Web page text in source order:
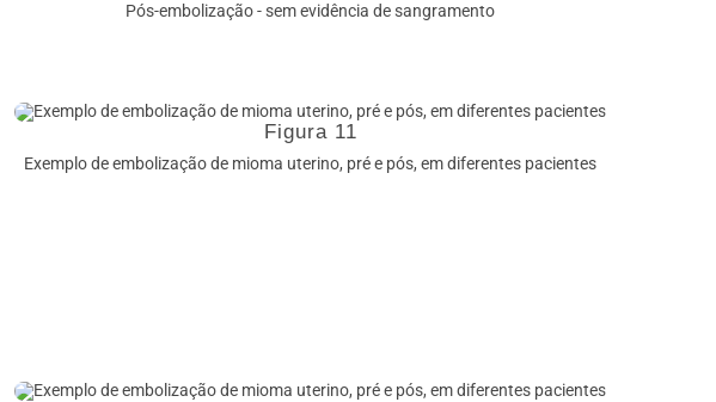
Pós-embolização - sem evidência de sangramento
Figura 11
Exemplo de embolização de mioma uterino, pré e pós, em diferentes pacientes